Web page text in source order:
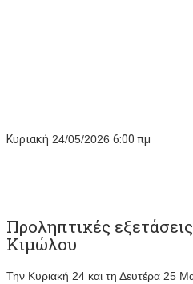
Κυριακή 24/05/2026 6:00 πμ
Προληπτικές
Κιμώλου
Την Κυριακή 24 και τη Δευτέρα 25